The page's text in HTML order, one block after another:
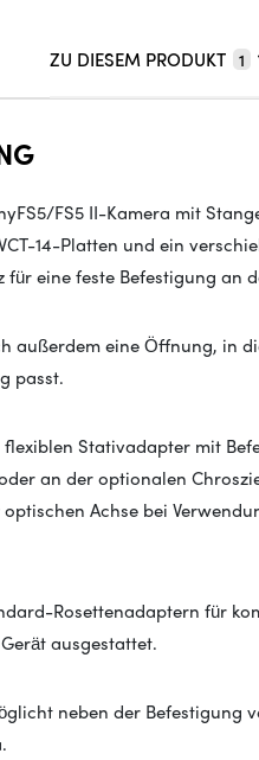
ZU DIESEM PRODUKT 1
FS5/FS5 II-Kamera mit
14-Platten und ein
eine feste Befestigung an
außerdem eine Öffnung, in
passt.
Stativadapter mit
an der optionalen
Achse bei
Rosettenadaptern für
ausgestattet.
neben der Befestigung